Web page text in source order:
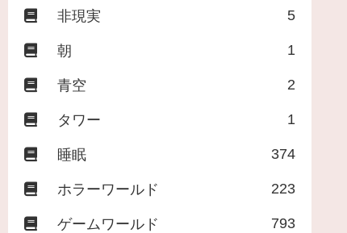
非現実 5
朝 1
青空 2
タワー 1
睡眠 374
ホラーワールド 223
ゲームワールド 793